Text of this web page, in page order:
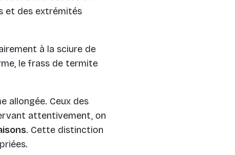
et des extrémités
à la sciure de
le frass de termite
allongée. Ceux des
attentivement, on
. Cette distinction